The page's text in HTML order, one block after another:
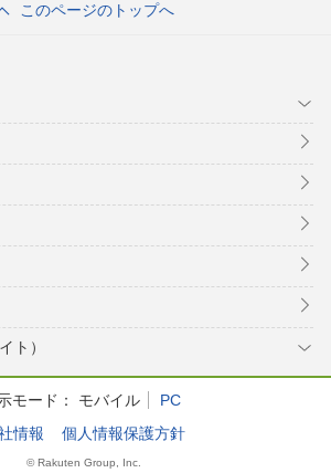
このページのトップへ
ト）
モード： モバイル
PC
情報
個人情報保護方針
© Rakuten Group, Inc.